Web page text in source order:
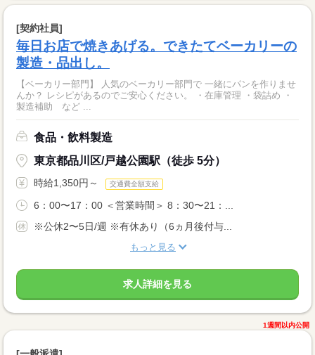
[契約社員]
毎日お店で焼きあげる。できたてベーカリーの
製造・品出し。
【ベーカリー部門】 人気のベーカリー部門で 一緒にパンを作りませ
んか？ レシピがあるのでご安心ください。 ・在庫管理 ・袋詰め ・
製造補助 など ...
食品・飲料製造
東京都品川区/戸越公園駅（徒歩 5分）
時給1,350円～ 交通費全額支給
6：00〜17：00 ＜営業時間＞ 8：30〜21：...
※公休2〜5日/週 ※有休あり（6ヵ月後付与...
もっと見る
求人詳細を見る
1週間以内公開